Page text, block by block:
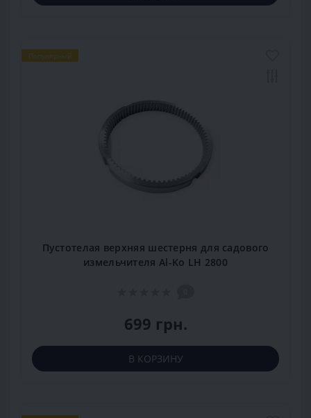
Популярный
Пустотелая верхняя шестерня для садового
измельчителя Al-Ko LH 2800
699 грн.
В КОРЗИНУ